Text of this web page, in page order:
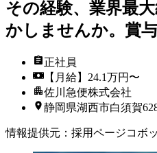
その経験、業界最
かしませんか。賞
正社員
【月給】24.1万円〜
佐川急便株式会社
静岡県湖西市白須賀
情報提供元 ： 採用ページコボ